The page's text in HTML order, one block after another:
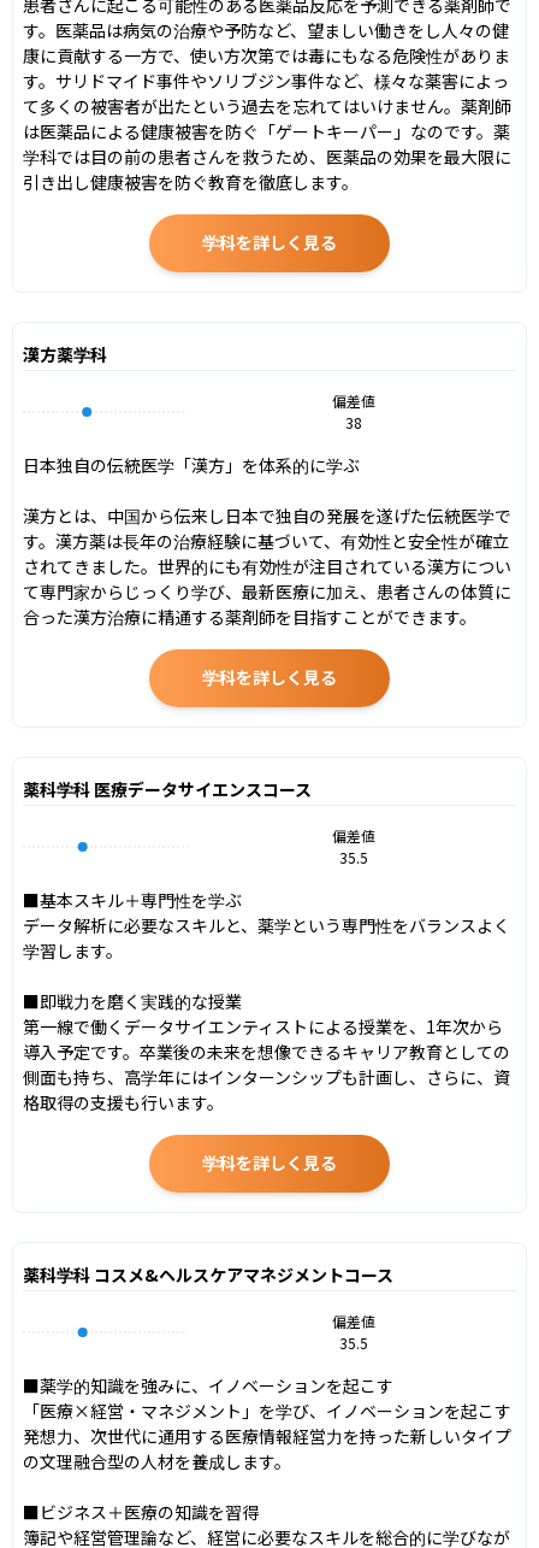
す。医薬品は病気の治療や予防など、望ましい働きをし人々の健
康に貢献する一方で、使い方次第では毒にもなる危険性がありま
す。サリドマイド事件やソリブジン事件など、様々な薬害によっ
て多くの被害者が出たという過去を忘れてはいけません。薬剤師
は医薬品による健康被害を防ぐ「ゲートキーパー」なのです。薬
学科では目の前の患者さんを救うため、医薬品の効果を最大限に
引き出し健康被害を防ぐ教育を徹底します。
学科を詳しく見る
漢方薬学科
偏差値
38
日本独自の伝統医学「漢方」を体系的に学ぶ
漢方とは、中国から伝来し日本で独自の発展を遂げた伝統医学で
す。漢方薬は長年の治療経験に基づいて、有効性と安全性が確立
されてきました。世界的にも有効性が注目されている漢方につい
て専門家からじっくり学び、最新医療に加え、患者さんの体質に
合った漢方治療に精通する薬剤師を目指すことができます。
学科を詳しく見る
薬科学科 医療データサイエンスコース
偏差値
35.5
■基本スキル＋専門性を学ぶ
データ解析に必要なスキルと、薬学という専門性をバランスよく
学習します。
■即戦力を磨く実践的な授業
第一線で働くデータサイエンティストによる授業を、1年次から
導入予定です。卒業後の未来を想像できるキャリア教育としての
側面も持ち、高学年にはインターンシップも計画し、さらに、資
格取得の支援も行います。
学科を詳しく見る
薬科学科 コスメ&ヘルスケアマネジメントコース
偏差値
35.5
■薬学的知識を強みに、イノベーションを起こす
「医療×経営・マネジメント」を学び、イノベーションを起こす
発想力、次世代に通用する医療情報経営力を持った新しいタイプ
の文理融合型の人材を養成します。
■ビジネス＋医療の知識を習得
簿記や経営管理論など、経営に必要なスキルを総合的に学びなが